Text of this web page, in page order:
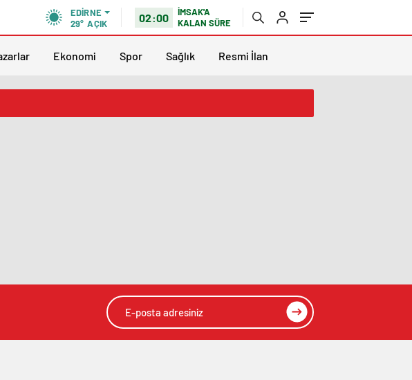
EDIRNE
29° AÇIK 02:00
İMSAK'A
KALAN SÜRE
Ekonomi Spor Sağlık Resmi İlan